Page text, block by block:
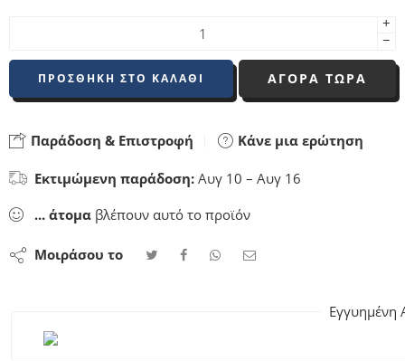
+
−
ΠΡΟΣΘΉΚΗ ΣΤΟ ΚΑΛΆΘΙ ΑΓΟΡΑ ΤΩΡΑ
Παράδοση & Επιστροφή Κάνε μια ερώτηση
Εκτιμώμενη παράδοση: Αυγ 10 – Αυγ 16
... άτομα βλέπουν αυτό το προϊόν
Μοιράσου το
Εγγυημένη